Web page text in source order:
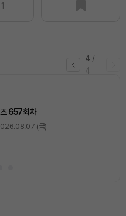
1
4 /
4
657회차
(금)